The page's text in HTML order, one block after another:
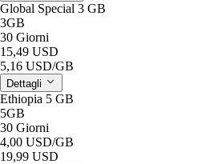
Global Special 3 GB
3GB
30 Giorni
15,49 USD
5,16 USD/GB
Dettagli
Ethiopia 5 GB
5GB
30 Giorni
4,00 USD/GB
19,99 USD